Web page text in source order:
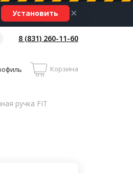
Установить ×
8 (831) 260-11-60
Корзина
ручка FIT